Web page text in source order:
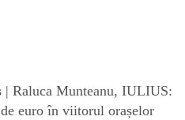
| Raluca Munteanu, IULIUS:
euro în viitorul orașelor